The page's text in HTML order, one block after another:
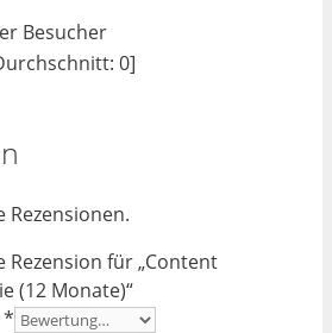
Besucher
0]
Rezensionen.
Rezension für „Content
(12 Monate)“
*